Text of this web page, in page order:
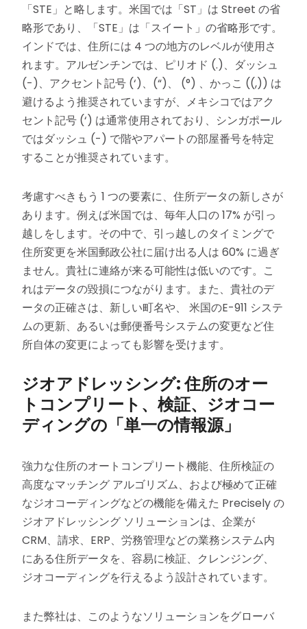
「STE」と略します。米国では「ST」は Street の省
略形であり、「STE」は「スイート」の省略形です。
インドでは、住所には 4 つの地方のレベルが使用さ
れます。アルゼンチンでは、ピリオド (.)、ダッシュ
(-)、アクセント記号 (‘)、(“)、 (°) 、かっこ ((,)) は
避けるよう推奨されていますが、メキシコではアク
セント記号 (‘) は通常使用されており、シンガポール
ではダッシュ (-) で階やアパートの部屋番号を特定
することが推奨されています。
考慮すべきもう 1 つの要素に、住所データの新しさが
あります。例えば米国では、毎年人口の 17% が引っ
越しをします。その中で、引っ越しのタイミングで
住所変更を米国郵政公社に届け出る人は 60% に過ぎ
ません。貴社に連絡が来る可能性は低いのです。こ
れはデータの毀損につながります。また、貴社のデ
ータの正確さは、新しい町名や、 米国のE-911 システ
ムの更新、あるいは郵便番号システムの変更など住
所自体の変更によっても影響を受けます。
ジオアドレッシング: 住所のオー
トコンプリート、検証、ジオコー
ディングの「単一の情報源」
強力な住所のオートコンプリート機能、住所検証の
高度なマッチング アルゴリズム、および極めて正確
なジオコーディングなどの機能を備えた Precisely の
ジオアドレッシング ソリューションは、企業が
CRM、請求、ERP、労務管理などの業務システム内
にある住所データを、容易に検証、クレンジング、
ジオコーディングを行えるよう設計されています。
また弊社は、このようなソリューションをグローバ